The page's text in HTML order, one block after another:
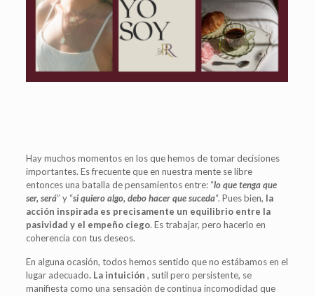
Hay muchos momentos en los que hemos de tomar decisiones
importantes. Es frecuente que en nuestra mente se libre
entonces una batalla de pensamientos entre: “lo que tenga que
ser, será” y “si quiero algo, debo hacer que suceda“. Pues bien, la
acción inspirada es precisamente un equilibrio entre la
pasividad y el empeño ciego. Es trabajar, pero hacerlo en
coherencia con tus deseos.
En alguna ocasión, todos hemos sentido que no estábamos en el
lugar adecuado. La intuición , sutil pero persistente, se
manifiesta como una sensación de continua incomodidad que